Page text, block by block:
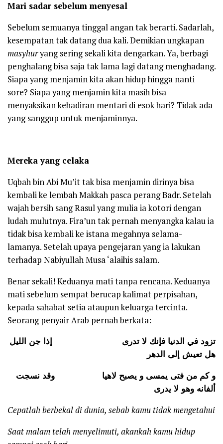
Mari sadar sebelum menyesal
Sebelum semuanya tinggal angan tak berarti. Sadarlah,
kesempatan tak datang dua kali. Demikian ungkapan
masyhuryang sering sekali kita dengarkan. Ya, berbagi
penghalang bisa saja tak lama lagi datang menghadang.
Siapa yang menjamin kita akan hidup hingga nanti
sore? Siapa yang menjamin kita masih bisa
menyaksikan kehadiran mentari di esok hari? Tidak ada
yang sanggup untuk menjaminnya.
Mereka yang celaka
Uqbah bin Abi Mu’it tak bisa menjamin dirinya bisa
kembali ke lembah Makkah pasca perang Badr. Setelah
wajah bersih sang Rasul yang mulia ia kotori dengan
ludah mulutnya. Fira’un tak pernah menyangka kalau ia
tidak bisa kembali ke istana megahnya selama-
lamanya. Setelah upaya pengejaran yang ia lakukan
terhadap Nabiyullah Musa ‘alaihis salam.
Benar sekali! Keduanya mati tanpa rencana. Keduanya
mati sebelum sempat berucap kalimat perpisahan,
kepada sahabat setia ataupun keluarga tercinta.
Seorang penyair Arab pernah berkata:
تزود في الدنيا فإنك لا تدرى
إذا جن الليل
هل تعيش إلى الدهر
و كم من فتى يمسى و يصبح لاهيا وقد نسجت
ألفانه وهو لا يدرى
Cepatlah berbekal di dunia, sebab kamu tidak mengetahui
Saat malam telah menyelimuti, akankah kamu hidup